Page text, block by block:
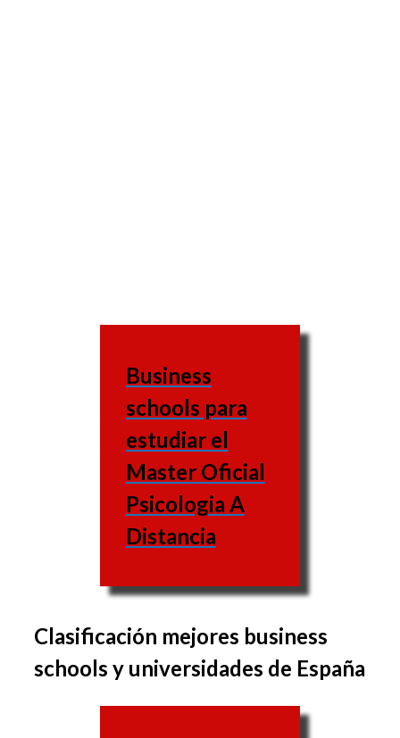
Business
schools para
estudiar el
Master Oficial
Psicologia A
Distancia
El grupo de asignaturas
varía de una business
school a otra, igual que
Clasificación mejores business
schools y universidades de España